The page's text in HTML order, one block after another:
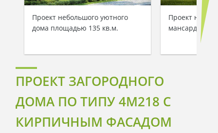
Проект небольшого уютного
дома площадью 135 кв.м.
Проект
мансардой
ПРОЕКТ ЗАГОРОДНОГО
ДОМА ПО ТИПУ 4M218 С
КИРПИЧНЫМ ФАСАДОМ